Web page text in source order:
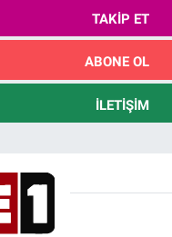
TAKIP ET
ABONE OL
İLETIŞIM